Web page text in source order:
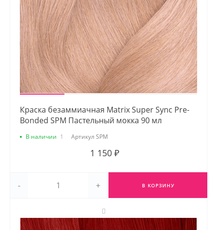
Краска безаммиачная Matrix Super Sync Pre-
Bonded SPM Пастельный мокка 90 мл
В наличии 1 Артикул SPM
1 150 ₽
- + В КОРЗИНУ